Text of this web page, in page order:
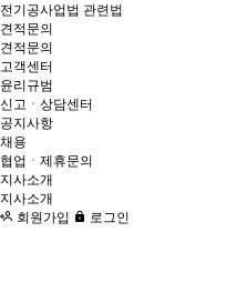
전기공사업법 관련법
견적문의
견적문의
고객센터
윤리규범
신고ㆍ상담센터
공지사항
채용
협업ㆍ제휴문의
지사소개
지사소개
회원가입
로그인